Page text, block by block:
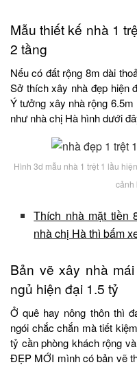
Mẫu thiết kế nhà 1
2 tầng
Nếu có đất rộng 8m dài
Sở thích xây nhà đẹp hiện
Ý tưởng xây nhà rộng
như nhà chị Hà hình dưới
Hình 3d mẫu nhà 1 trệt 1 lầu
cảnh
Thích nhà mặt tiền
nhà chị Hà thì bấm
Bản vẽ xây nhà
ngủ hiện đại 1.5 tỷ
Ở quê hay nông thôn thì
ngói chắc chắn mà tiết
tỷ cần phòng khách rộng
ĐẸP MỚI mình có bản vẽ